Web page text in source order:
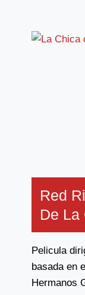
Red
De La
Pelicula
basada en
Hermanos